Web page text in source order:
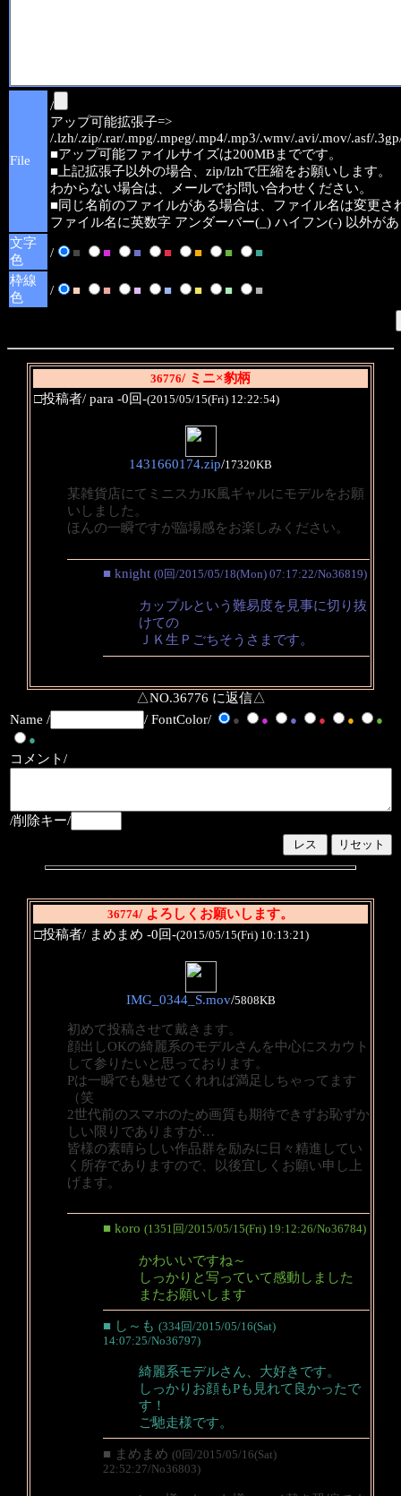
File
/
アップ可能拡張子=>
/.lzh/.zip/.rar/.mpg/.mpeg/.mp4/.mp3/.wmv/.avi/.mov/.asf/
■アップ可能ファイルサイズは200MBまでです。
■上記拡張子以外の場合、zip/lzhで圧縮をお願いします。
わからない場合は、メールでお問い合わせください。
■同じ名前のファイルがある場合は、ファイル名は変更さ
ファイル名に英数字 アンダーバー(_) ハイフン(-) 以外が
文字
色
/ ■ ■ ■ ■ ■ ■
■
枠線
色
/ ■ ■ ■ ■ ■ ■ ■
36776/ ミニ×豹柄
□投稿者/ para -0回-(2015/05/15(Fri) 12:22:54)
1431660174.zip/17320KB
某雑貨店にてミニスカJK風ギャルにモデルをお願
いしました。
ほんの一瞬ですが臨場感をお楽しみください。
■ knight (0回/2015/05/18(Mon) 07:17:22/No36819)
カップルという難易度を見事に切り抜
けての
ＪＫ生Ｐごちそうさまです。
△NO.36776 に返信△
Name /
/ FontColor/ ● ● ● ● ●
●
●
コメント/
/削除キー/
36774/ よろしくお願いします。
□投稿者/ まめまめ -0回-(2015/05/15(Fri) 10:13:21)
IMG_0344_S.mov/5808KB
初めて投稿させて戴きます。
顔出しOKの綺麗系のモデルさんを中心にスカウト
して参りたいと思っております。
Pは一瞬でも魅せてくれれば満足しちゃってます
（笑
2世代前のスマホのため画質も期待できずお恥ずか
しい限りでありますが…
皆様の素晴らしい作品群を励みに日々精進してい
く所存でありますので、以後宜しくお願い申し上
げます。
■ koro (1351回/2015/05/15(Fri) 19:12:26/No36784)
かわいいですね～
しっかりと写っていて感動しました
またお願いします
■ し～も (334回/2015/05/16(Sat)
14:07:25/No36797)
綺麗系モデルさん、大好きです。
しっかりお顔もPも見れて良かったで
す！
ご馳走様です。
■ まめまめ (0回/2015/05/16(Sat)
22:52:27/No36803)